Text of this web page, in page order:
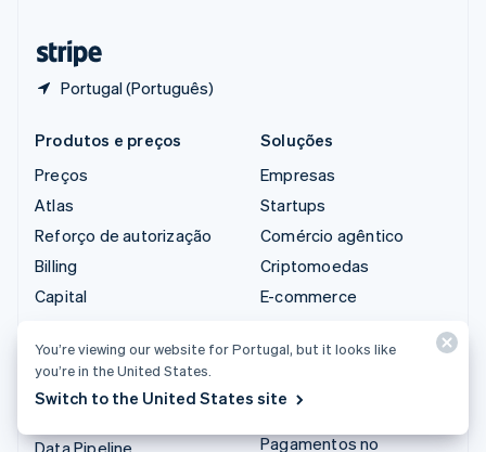
Portugal (Português)
Produtos e preços
Preços
Atlas
Reforço de autorização
Billing
Capital
Climate
Data Pipeline
Soluções
Empresas
Startups
Comércio agêntico
Criptomoedas
E-commerce
Automação de finanças
Pagamentos no
You’re viewing our website for Portugal, but it looks like
you’re in the United States.
Switch to the United States site